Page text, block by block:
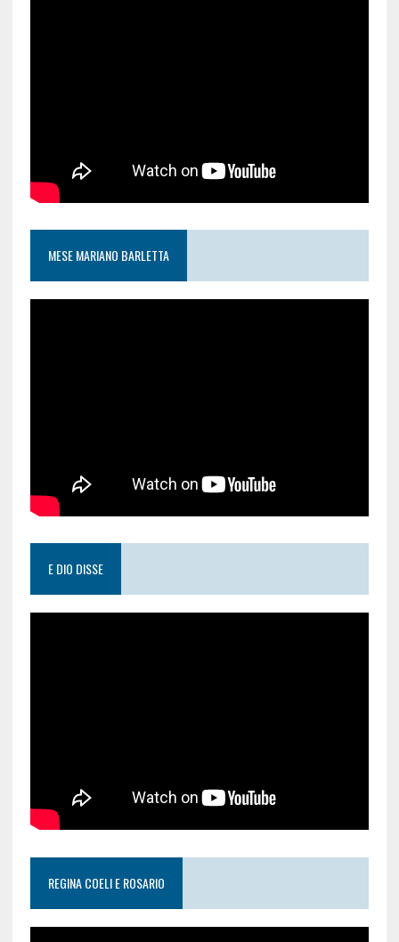
MESE MARIANO BARLETTA
E DIO DISSE
REGINA COELI E ROSARIO